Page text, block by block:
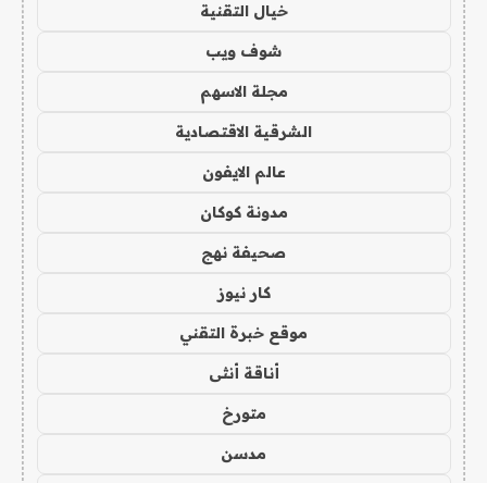
خيال التقنية
شوف ويب
مجلة الاسهم
الشرقية الاقتصادية
عالم الايفون
مدونة كوكان
صحيفة نهج
كار نيوز
موقع خبرة التقني
أناقة أنثى
متورخ
مدسن